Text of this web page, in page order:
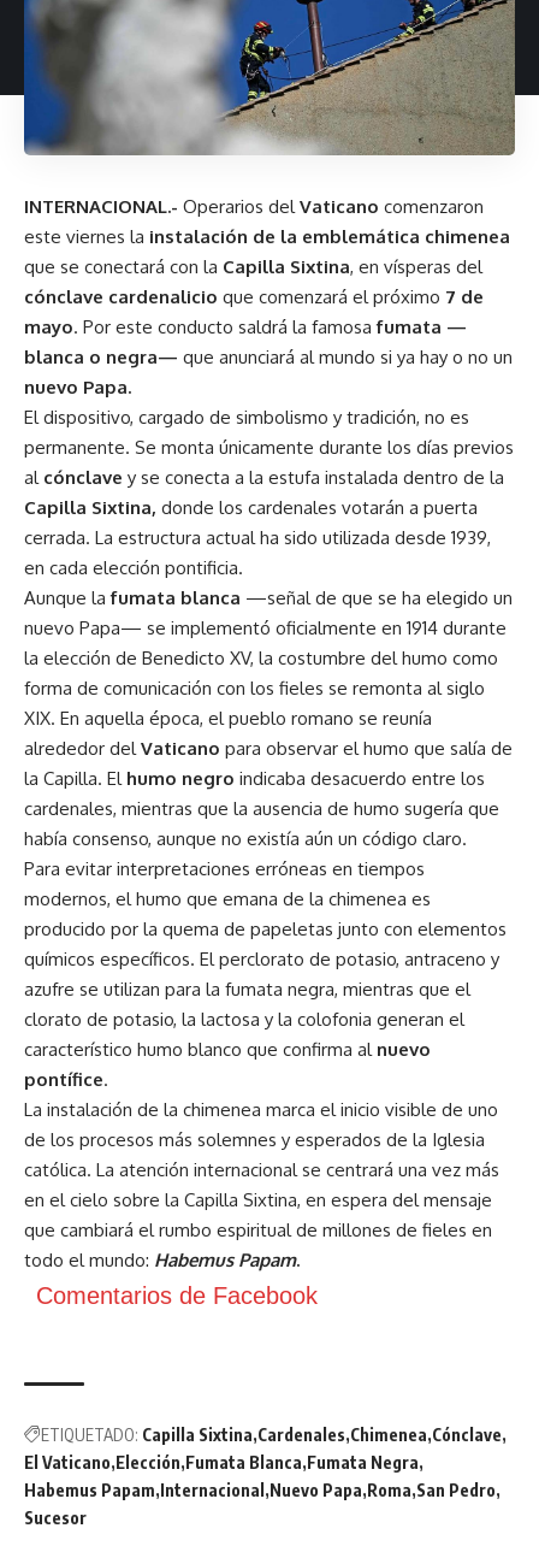
INTERNACIONAL.- Operarios delVaticano comenzaron
este viernes la instalación de la emblemática chimenea
que se conectará con la Capilla Sixtina, en vísperas del
cónclave cardenalicio que comenzará el próximo 7 de
mayo. Por este conducto saldrá la famosafumata —
blanca o negra— que anunciará al mundo si ya hay o no un
nuevo Papa.
El dispositivo, cargado de simbolismo y tradición, no es
permanente. Se monta únicamente durante los días previos
al cónclave y se conecta a la estufa instalada dentro de la
Capilla Sixtina, donde los cardenales votarán a puerta
cerrada. La estructura actual ha sido utilizada desde 1939,
en cada elección pontificia.
Aunque la fumata blanca —señal de que se ha elegido un
nuevo Papa— se implementó oficialmente en 1914 durante
la elección de Benedicto XV, la costumbre del humo como
forma de comunicación con los fieles se remonta al siglo
XIX. En aquella época, el pueblo romano se reunía
alrededor delVaticano para observar el humo que salía de
la Capilla. El humo negro indicaba desacuerdo entre los
cardenales, mientras que la ausencia de humo sugería que
había consenso, aunque no existía aún un código claro.
Para evitar interpretaciones erróneas en tiempos
modernos, el humo que emana de la chimenea es
producido por la quema de papeletas junto con elementos
químicos específicos. El perclorato de potasio, antraceno y
azufre se utilizan para la fumata negra, mientras que el
clorato de potasio, la lactosa y la colofonia generan el
característico humo blanco que confirma al nuevo
pontífice.
La instalación de la chimenea marca el inicio visible de uno
de los procesos más solemnes y esperados de la Iglesia
católica. La atención internacional se centrará una vez más
en el cielo sobre la Capilla Sixtina, en espera del mensaje
que cambiará el rumbo espiritual de millones de fieles en
todo el mundo: Habemus Papam.
Comentarios de Facebook
ETIQUETADO: Capilla Sixtina Cardenales Chimenea Cónclave
El Vaticano Elección Fumata Blanca Fumata Negra
Habemus Papam Internacional Nuevo Papa Roma San Pedro
Sucesor